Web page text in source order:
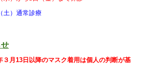
土）通常診療
３月13日以降のマスク着用は個人の判断が基